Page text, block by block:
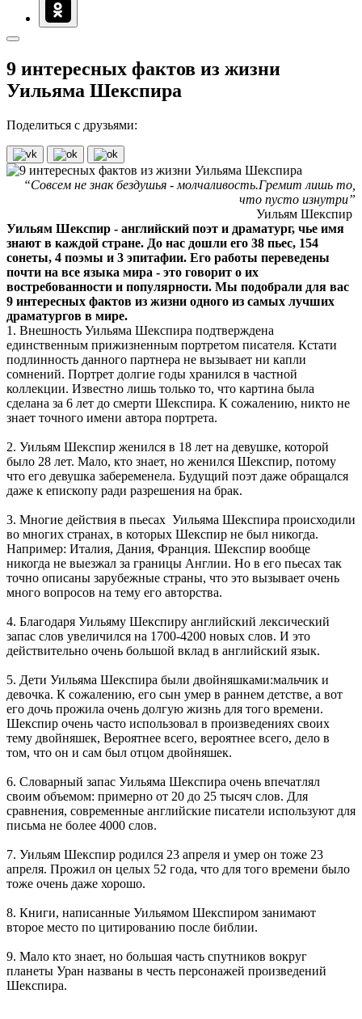
9 интересных фактов из жизни
Уильяма Шекспира
Поделиться с друзьями:
“Совсем не знак бездушья - молчаливость.Гремит лишь то,
что пусто изнутри”
Уильям Шекспир
Уильям Шекспир - английский поэт и драматург, чье имя
знают в каждой стране. До нас дошли его 38 пьес, 154
сонеты, 4 поэмы и 3 эпитафии. Его работы переведены
почти на все языка мира - это говорит о их
востребованности и популярности. Мы подобрали для вас
9 интересных фактов из жизни одного из самых лучших
драматургов в мире.
1. Внешность Уильяма Шекспира подтверждена
единственным прижизненным портретом писателя. Кстати
подлинность данного партнера не вызывает ни капли
сомнений. Портрет долгие годы хранился в частной
коллекции. Известно лишь только то, что картина была
сделана за 6 лет до смерти Шекспира. К сожалению, никто не
знает точного имени автора портрета.
2. Уильям Шекспир женился в 18 лет на девушке, которой
было 28 лет. Мало, кто знает, но женился Шекспир, потому
что его девушка забеременела. Будущий поэт даже обращался
даже к епископу ради разрешения на брак.
3. Многие действия в пьесах Уильяма Шекспира происходили
во многих странах, в которых Шекспир не был никогда.
Например: Италия, Дания, Франция. Шекспир вообще
никогда не выезжал за границы Англии. Но в его пьесах так
точно описаны зарубежные страны, что это вызывает очень
много вопросов на тему его авторства.
4. Благодаря Уильяму Шекспиру английский лексический
запас слов увеличился на 1700-4200 новых слов. И это
действительно очень большой вклад в английский язык.
5. Дети Уильяма Шекспира были двойняшками:мальчик и
девочка. К сожалению, его сын умер в раннем детстве, а вот
его дочь прожила очень долгую жизнь для того времени.
Шекспир очень часто использовал в произведениях своих
тему двойняшек, Вероятнее всего, вероятнее всего, дело в
том, что он и сам был отцом двойняшек.
6. Словарный запас Уильяма Шекспира очень впечатлял
своим объемом: примерно от 20 до 25 тысяч слов. Для
сравнения, современные английские писатели используют для
письма не более 4000 слов.
7. Уильям Шекспир родился 23 апреля и умер он тоже 23
апреля. Прожил он целых 52 года, что для того времени было
тоже очень даже хорошо.
8. Книги, написанные Уильямом Шекспиром занимают
второе место по цитированию после библии.
9. Мало кто знает, но большая часть спутников вокруг
планеты Уран названы в честь персонажей произведений
Шекспира.